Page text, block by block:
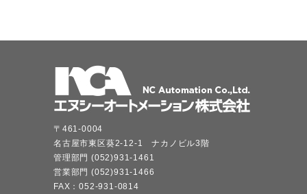
〒461-0004
名古屋市東区葵2-12-1 ナカノビル3階
管理部門 (052)931-1461
営業部門 (052)931-1466
FAX：052-931-0814